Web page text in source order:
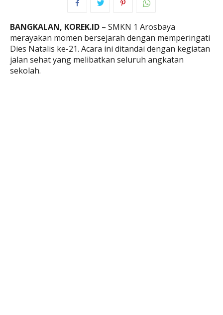
BANGKALAN, KOREK.ID – SMKN 1 Arosbaya
merayakan momen bersejarah dengan memperingati
Dies Natalis ke-21. Acara ini ditandai dengan kegiatan
jalan sehat yang melibatkan seluruh angkatan
sekolah.